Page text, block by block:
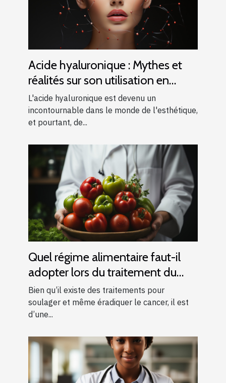
Acide hyaluronique : Mythes et
réalités sur son utilisation en
esthétique
L'acide hyaluronique est devenu un
incontournable dans le monde de l'esthétique,
et pourtant, de...
Quel régime alimentaire faut-il
adopter lors du traitement du
cancer ?
Bien qu’il existe des traitements pour
soulager et même éradiquer le cancer, il est
d’une...